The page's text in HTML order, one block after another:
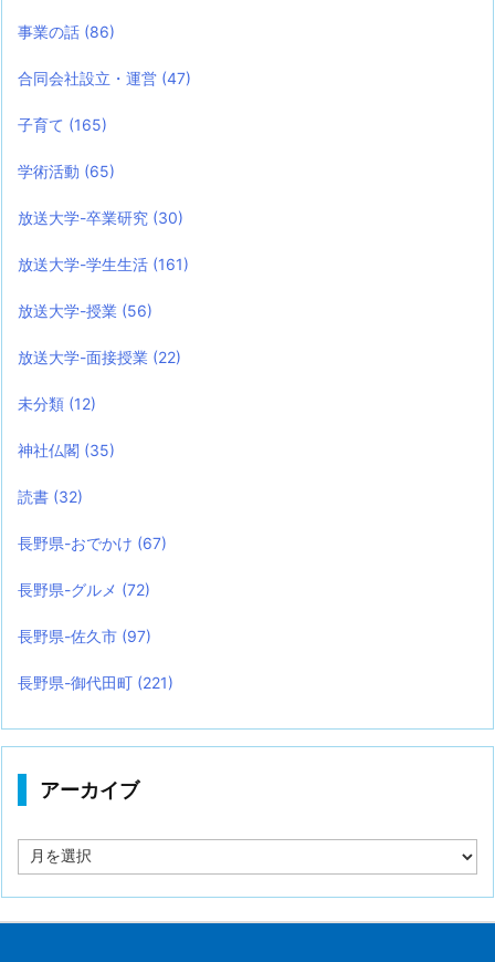
事業の話 (86)
合同会社設立・運営 (47)
子育て (165)
学術活動 (65)
放送大学-卒業研究 (30)
放送大学-学生生活 (161)
放送大学-授業 (56)
放送大学-面接授業 (22)
未分類 (12)
神社仏閣 (35)
読書 (32)
長野県-おでかけ (67)
長野県-グルメ (72)
長野県-佐久市 (97)
長野県-御代田町 (221)
アーカイブ
ー